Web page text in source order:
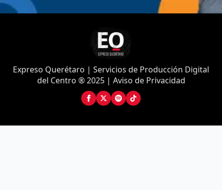
Expreso Querétaro | Servicios de Producción Digital
del Centro ® 2025 | Aviso de Privacidad